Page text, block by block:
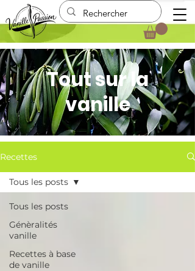
Tout sur la
vanille
Recettes
Tous les posts
Génèralités
vanille
Recettes à base
de vanille
Tous les posts